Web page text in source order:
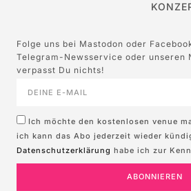
Folge uns bei Mastodon oder
Telegram-Newsservice oder unseren
verpasst Du nichts!
Ich möchte den kostenlosen venue
ich kann das Abo jederzeit wieder
Datenschutzerklärung habe ich zur
ABONNIEREN